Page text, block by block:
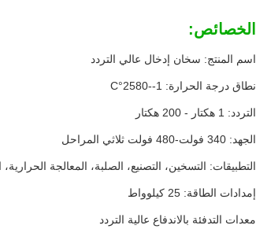
الخصائص:
اسم المنتج: سخان إدخال عالي التردد
نطاق درجة الحرارة: 1--2580°C
التردد: 1 هكتار - 200 هكتار
الجهد: 340 فولت-480 فولت ثلاثي المراحل
التطبيقات: التسخين، التصنيع، الصلبة، المعالجة
إمدادات الطاقة: 25 كيلوواط
معدات التدفئة بالاندفاع عالية التردد